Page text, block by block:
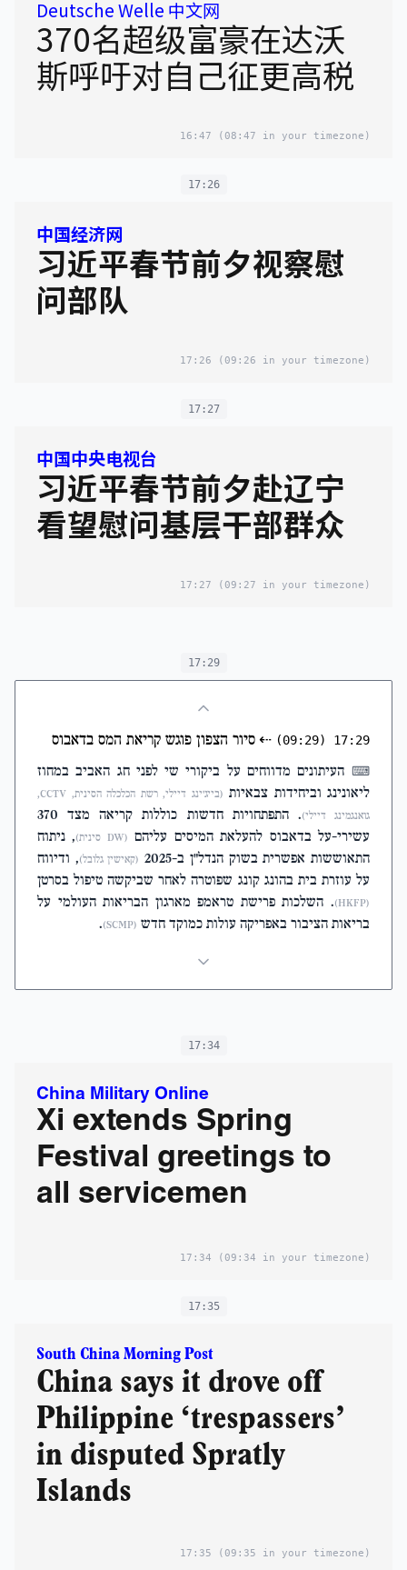
Deutsche Welle 中文网
370名超级富豪在达沃
斯呼吁对自己征更高税
16:47 (08:47 in your timezone)
17:26
中国经济网
习近平春节前夕视察慰
问部队
17:26 (09:26 in your timezone)
17:27
中国中央电视台
习近平春节前夕赴辽宁
看望慰问基层干部群众
17:27 (09:27 in your timezone)
17:29
17:29
(09:29)
⇠סיור הצפון פוגש קריאת המס בדאבוס
⌨ העיתונים מדווחים על ביקורי שי לפני חג האביב במחוז
ליאונינג וביחידות צבאיות
(בייג'ינג דיילי, רשת הכלכלה הסינית, CCTV,
גואנגמינג דיילי)
. התפתחויות חדשות כוללות קריאה מצד 370
עשירי-על בדאבוס להעלאת המיסים עליהם (DW סינית)
, ניתוח
התאוששות אפשרית בשוק הנדל"ן ב-2025
(קאישין גלובל), ודיווח
על עוזרת בית בהונג קונג שפוטרה לאחר שביקשה טיפול בסרטן
(HKFP)
. השלכות פרישת טראמפ מארגון הבריאות העולמי על
בריאות הציבור באפריקה עולות כמוקד חדש (SCMP)
.
17:34
China Military Online
Xi extends Spring
Festival greetings to
all servicemen
17:34 (09:34 in your timezone)
17:35
South China Morning Post
China says it drove off
Philippine ‘trespassers’
in disputed Spratly
Islands
17:35 (09:35 in your timezone)